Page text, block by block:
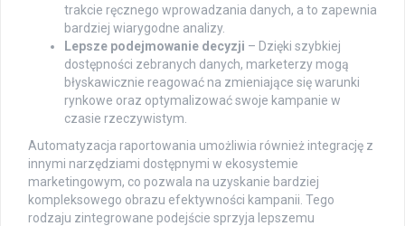
trakcie ręcznego wprowadzania danych, a to zapewnia
bardziej wiarygodne analizy.
Lepsze podejmowanie decyzji – Dzięki szybkiej
dostępności zebranych danych, marketerzy mogą
błyskawicznie reagować na zmieniające się warunki
rynkowe oraz optymalizować swoje kampanie w
czasie rzeczywistym.
Automatyzacja raportowania umożliwia również integrację z
innymi narzędziami dostępnymi w ekosystemie
marketingowym, co pozwala na uzyskanie bardziej
kompleksowego obrazu efektywności kampanii. Tego
rodzaju zintegrowane podejście sprzyja lepszemu